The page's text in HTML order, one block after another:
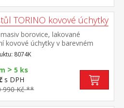
TORINO kovové úchytky
borovice, lakované
kovové úchytky v barevném
černěná mosaz 2 otevřené
dvířka a 3 zásuvky s kovovými
není součástí dodávky ke
dokoupit výsuvnou desku
8840
8074K
> 5 ks
s DPH
990 Kč **